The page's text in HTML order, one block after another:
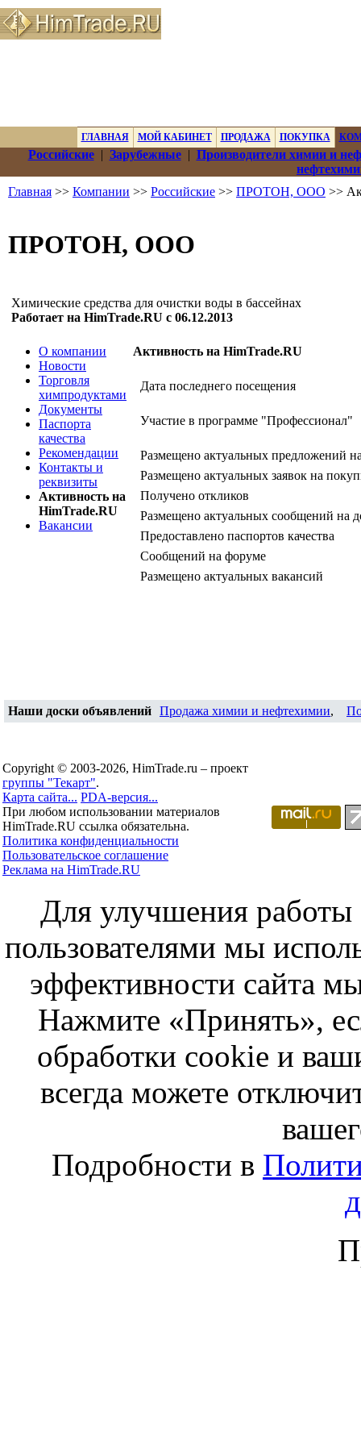
ГЛАВНАЯ МОЙ КАБИНЕТ ПРОДАЖА ПОКУПКА
Российские| Зарубежные| Производители химии и
Главная >> Компании >> Российские >> ПРОТОН, ООО >>
ПРОТОН, ООО
Химические средства для очистки воды в бассейнах
Работает на HimTrade.RU с 06.12.2013
О компании
Новости
Торговля
химпродуктами
Документы
Паспорта
качества
Рекомендации
Контакты и
реквизиты
Активность на
HimTrade.RU
Вакансии
Активность на HimTrade.RU
Дата последнего посещения
Участие в программе "Профессионал"
Размещено актуальных предложений
Размещено актуальных заявок на
Получено откликов
Размещено актуальных сообщений на
Предоставлено паспортов качества
Сообщений на форуме
Размещено актуальных вакансий
Наши доски объявлений Продажа химии и нефтехимии,
Copyright © 2003-2026, HimTrade.ru – проект
группы "Текарт".
Карта сайта... PDA-версия...
При любом использовании материалов
HimTrade.RU ссылка обязательна.
Политика конфиденциальности
Пользовательское соглашение
Реклама на HimTrade.RU
Для улучшения работы
пользователями мы
эффективности сайта
Нажмите «Принять»,
обработки cookie и
всегда можете
Подробности в